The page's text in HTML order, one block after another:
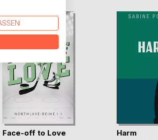
Face-off to Love Harm